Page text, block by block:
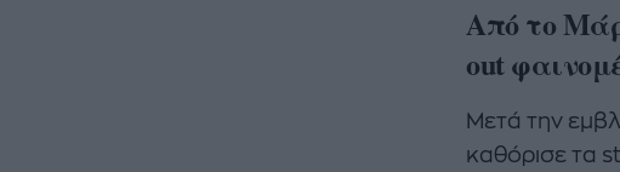
Από το
out
Μετά την
καθόρισε τα